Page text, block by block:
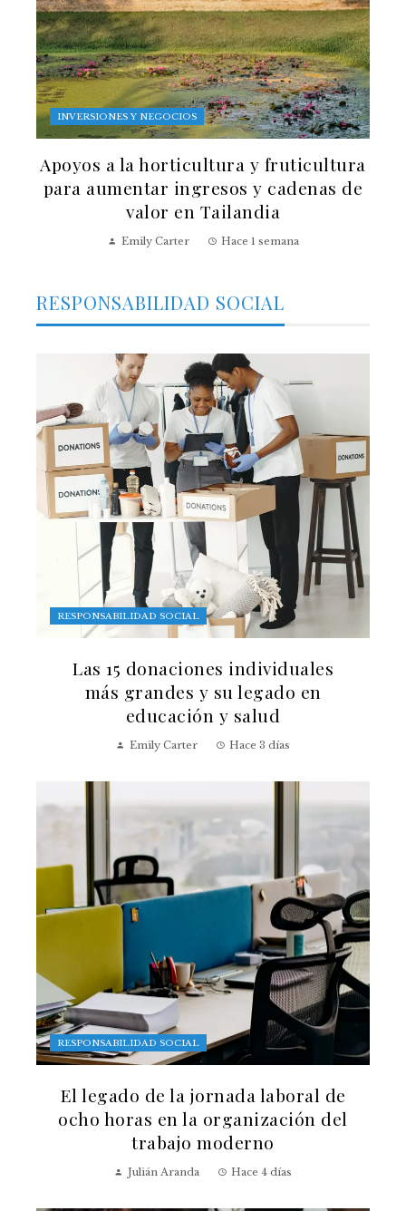
INVERSIONES Y NEGOCIOS
Apoyos a la horticultura y fruticultura
para aumentar ingresos y cadenas de
valor en Tailandia
Emily Carter Hace 1 semana
RESPONSABILIDAD SOCIAL
RESPONSABILIDAD SOCIAL
Las 15 donaciones individuales
más grandes y su legado en
educación y salud
Emily Carter Hace 3 días
RESPONSABILIDAD SOCIAL
El legado de la jornada laboral de
ocho horas en la organización del
trabajo moderno
Julián Aranda Hace 4 días